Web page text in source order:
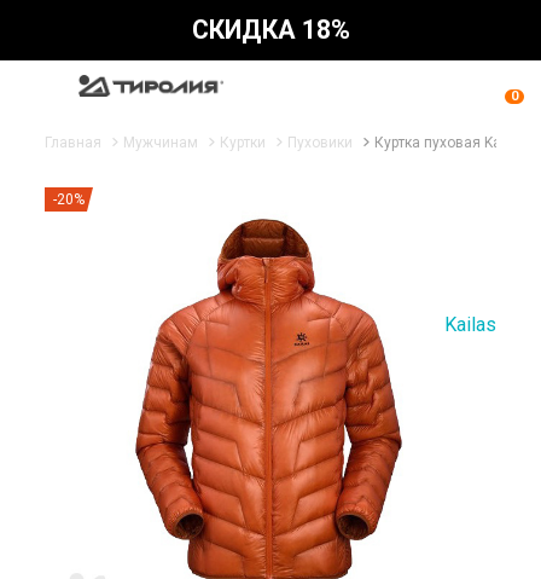
СКИДКА 18%
0
Главная Мужчинам Куртки Пуховики Куртка пуховая Kailas:
-20%
Kailas